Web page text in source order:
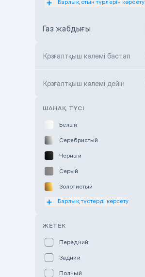
Toyota Astana
TANK Motors Karaganda
Барлық отын түрлерін көрсету
Газ жабдығы
Қозғалтқыш көлемі бастап
Қозғалтқыш көлемі дейін
ШАНАҚ ТҮСІ
Белый
Серебристый
Черный
Серый
Золотистый
Оранжевый
Барлық түстерді көрсету
ЖЕТЕК
Передний
Задний
Полный